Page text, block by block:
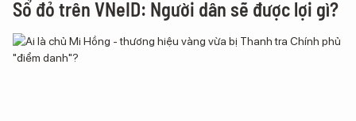
Sổ đỏ trên VNeID: Người dân sẽ được lợi gì?